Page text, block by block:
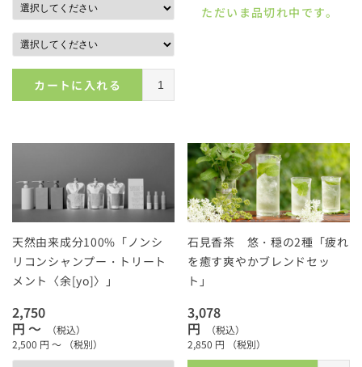
カートに入れる
ただいま品切れ中です。
天然由来成分100%「ノンシ
リコンシャンプー・トリート
メント〈余[yo]〉」
2,750
円 ～
（税込）
2,500 円 ～ （税別）
石見香茶 悠・穏の2種「疲れ
を癒す爽やかブレンドセッ
ト」
3,078
円
（税込）
2,850 円 （税別）